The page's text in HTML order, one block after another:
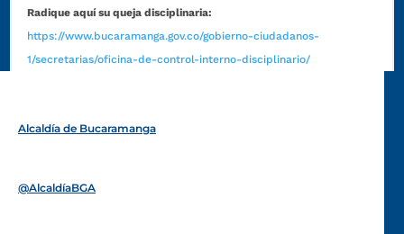
Radique aquí su queja disciplinaria:
https://www.bucaramanga.gov.co/gobierno-ciudadanos-
1/secretarias/oficina-de-control-interno-disciplinario/
Alcaldía de Bucaramanga
@AlcaldíaBGA